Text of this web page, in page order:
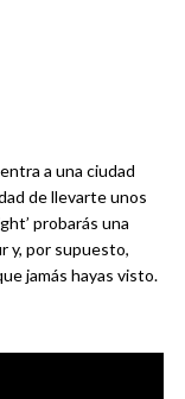
a una ciudad
de llevarte unos
probarás una
y, por supuesto,
jamás hayas visto.